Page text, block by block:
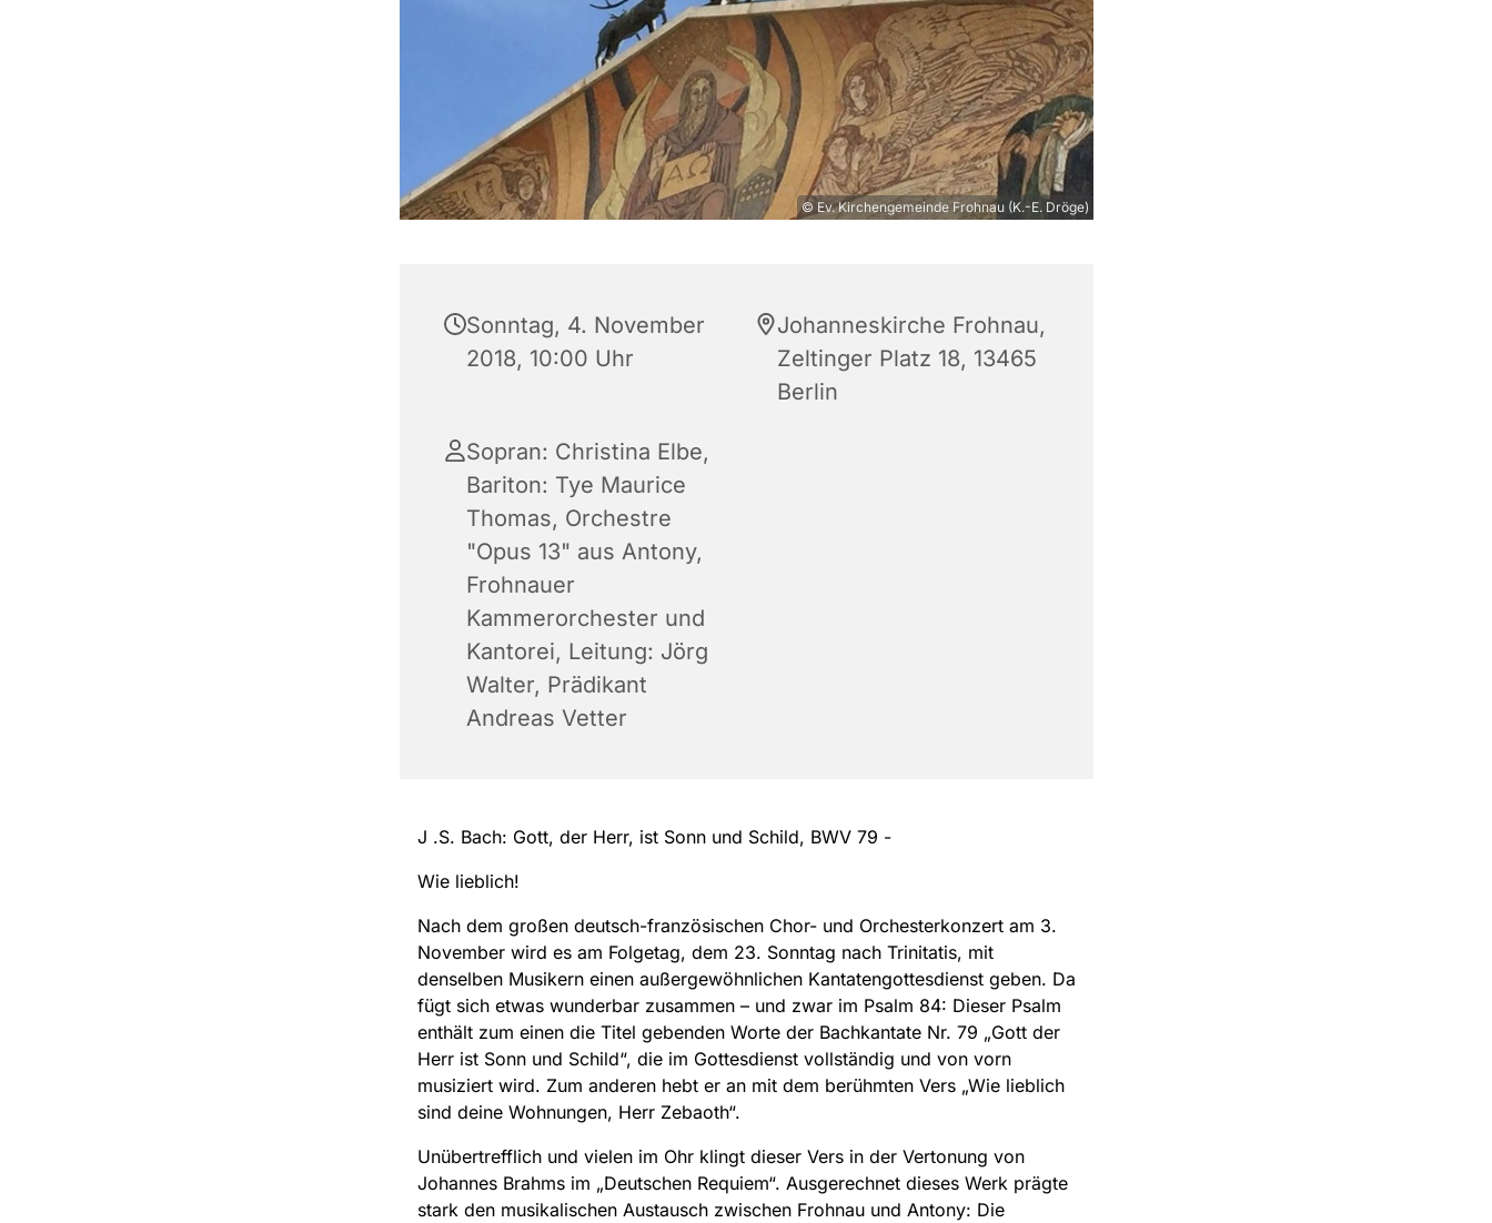
© Ev. Kirchengemeinde Frohnau (K.-E. Dröge)
Sonntag, 4. November
2018, 10:00 Uhr
Johanneskirche Frohnau,
Zeltinger Platz 18, 13465
Berlin
Sopran: Christina Elbe,
Bariton: Tye Maurice
Thomas, Orchestre
"Opus 13" aus Antony,
Frohnauer
Kammerorchester und
Kantorei, Leitung: Jörg
Walter, Prädikant
Andreas Vetter
J .S. Bach: Gott, der Herr, ist Sonn und Schild, BWV 79 -
Wie lieblich!
Nach dem großen deutsch-französischen Chor- und Orchesterkonzert am 3.
November wird es am Folgetag, dem 23. Sonntag nach Trinitatis, mit
denselben Musikern einen außergewöhnlichen Kantatengottesdienst geben. Da
fügt sich etwas wunderbar zusammen – und zwar im Psalm 84: Dieser Psalm
enthält zum einen die Titel gebenden Worte der Bachkantate Nr. 79 „Gott der
Herr ist Sonn und Schild“, die im Gottesdienst vollständig und von vorn
musiziert wird. Zum anderen hebt er an mit dem berühmten Vers „Wie lieblich
sind deine Wohnungen, Herr Zebaoth“.
Unübertrefflich und vielen im Ohr klingt dieser Vers in der Vertonung von
Johannes Brahms im „Deutschen Requiem“. Ausgerechnet dieses Werk prägte
stark den musikalischen Austausch zwischen Frohnau und Antony: Die